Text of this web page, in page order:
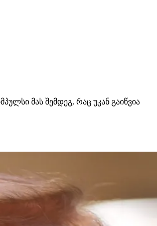
მას შემდეგ, რაც უკან გაიწვია